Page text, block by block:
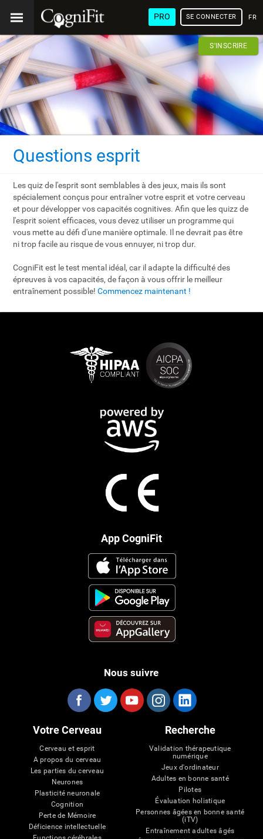
PRO SE CONNECTER
S'INSCRIRE
Questions esprit
Les quiz de l'esprit sont semblables à des jeux, mais ils sont
spécialement conçus pour entraîner votre esprit et votre cerveau
et pour développer vos capacités cognitives. Afin que les quizz de
l'esprit soient efficaces, vous devez utiliser un programme qui
vous mette au défi d'une manière optimale. Il ne devrait pas être
ni trop facile au risque de vous ennuyer, ni trop dur.
CogniFit est le test mental idéal, car il adapte la difficulté des
épreuves à vos capacités, de façon à vous offrir le meilleur
entraînement possible!Commencez maintenant !
App CogniFit
Nous suivre
Votre Cerveau
Cerveau et esprit
A propos du cerveau
Les parties du cerveau
Neurones
Plasticité neuronale
Cognition
Perte de Mémoire
Déficience intellectuelle
Recherche
Validation thérapeutique
numérique
Jeux d'ordinateur
Adultes en bonne santé
Pilotes
Évaluation holistique
Personnes âgées en bonne santé
(iTV)
Entraînement adultes âgés